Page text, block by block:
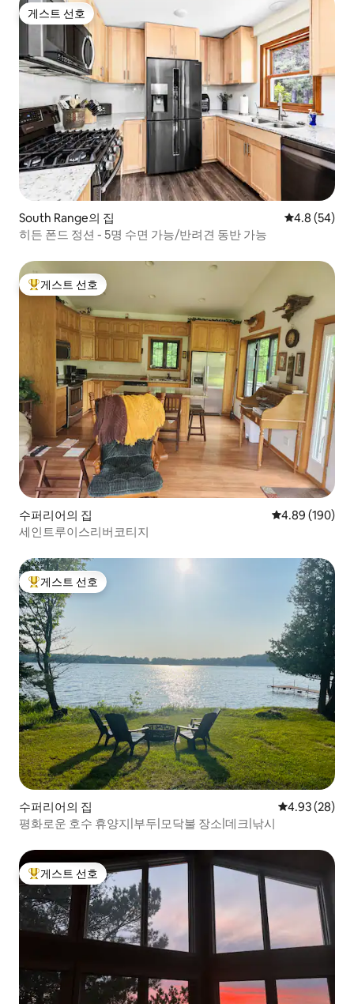
게스트 선호
게스트 선호
South Range의 집 평점 4.8점(5
4.8 (54)
히든 폰드 정션 - 5명 수면 가능/반려견 동반 가능
상위 게스트 선호
게스트 선호
수퍼리어의 집 평점 4.89점(5
4.89 (190)
세인트루이스리버코티지
상위 게스트 선호
게스트 선호
수퍼리어의 집 평점 4.93점(5
4.93 (28)
평화로운 호수 휴양지|부두|모닥불 장소|데크|낚시
상위 게스트 선호
게스트 선호